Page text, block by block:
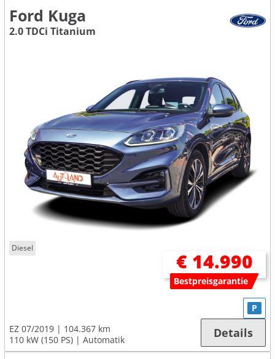
Ford Kuga
2.0 TDCi Titanium
Diesel
€ 14.990
Bestpreisgarantie
EZ 07/2019
104.367 km
110 kW (150 PS)
Automatik
P
Details